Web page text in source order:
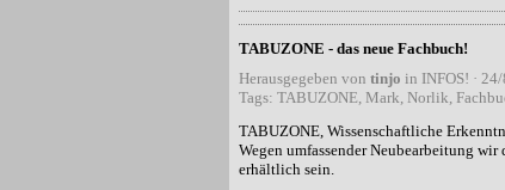
TABUZONE - das neue Fachbuch!
Herausgegeben von tinjo in INFOS! ·
Tags: TABUZONE, Mark, Norlik,
TABUZONE, Wissenschaftliche
Wegen umfassender Neubearbeitung
erhältlich sein.